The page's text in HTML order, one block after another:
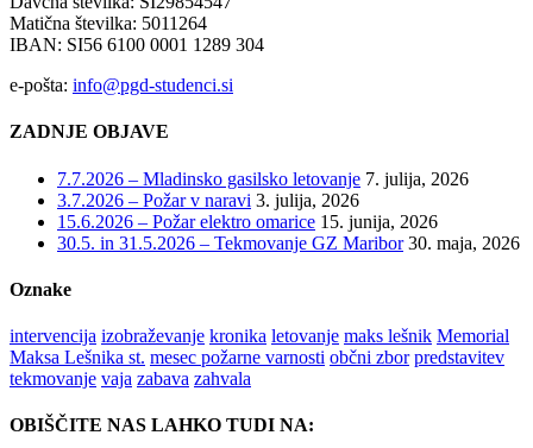
Matična številka: 5011264
IBAN: SI56 6100 0001 1289 304
e-pošta: info@pgd-studenci.si
ZADNJE OBJAVE
7.7.2026 – Mladinsko gasilsko letovanje 7. julija, 2026
3.7.2026 – Požar v naravi 3. julija, 2026
15.6.2026 – Požar elektro omarice 15. junija, 2026
30.5. in 31.5.2026 – Tekmovanje GZ Maribor 30. maja, 2026
Oznake
intervencija izobraževanje kronika letovanje maks lešnik Memorial
Maksa Lešnika st. mesec požarne varnosti občni zbor predstavitev
tekmovanje vaja zabava zahvala
OBIŠČITE NAS LAHKO TUDI NA: